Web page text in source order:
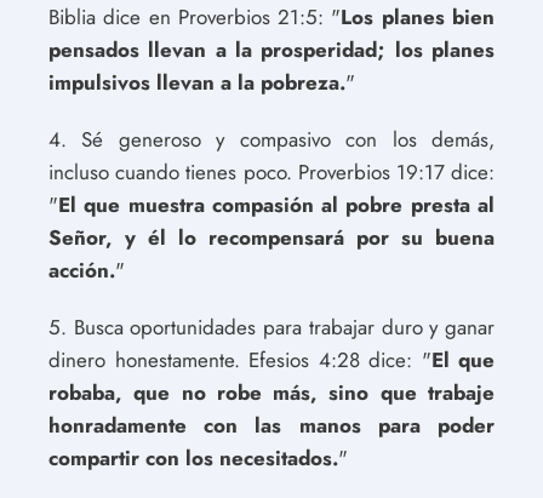
Biblia dice en Proverbios 21:5: "Los planes bien
pensados llevan a la prosperidad; los planes
impulsivos llevan a la pobreza."
4. Sé generoso y compasivo con los demás,
incluso cuando tienes poco. Proverbios 19:17 dice:
"El que muestra compasión al pobre presta al
Señor, y él lo recompensará por su buena
acción."
5. Busca oportunidades para trabajar duro y ganar
dinero honestamente. Efesios 4:28 dice: "El que
robaba, que no robe más, sino que trabaje
honradamente con las manos para poder
compartir con los necesitados."